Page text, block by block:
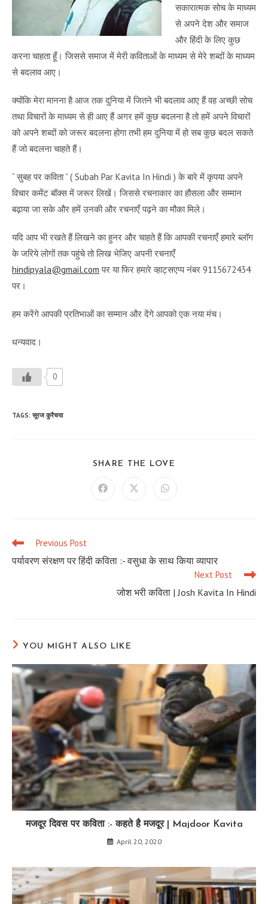
सकारात्मक सोच के माध्यम
से अपने देश और समाज
और हिंदी के लिए कुछ
करना चाहता हूँ। जिससे समाज में मेरी कविताओं के माध्यम से मेरे शब्दों के माध्यम
से बदलाव आए।
क्योंकि मेरा मानना है आज तक दुनिया में जितने भी बदलाव आए हैं वह अच्छी सोच
तथा विचारों के माध्यम से ही आए हैं अगर हमें कुछ बदलना है तो हमें अपने विचारों
को अपने शब्दों को जरूर बदलना होगा तभी हम दुनिया में हो सब कुछ बदल सकते
हैं जो बदलना चाहते हैं।
“ सुबह पर कविता ” ( Subah Par Kavita In Hindi ) के बारे में कृपया अपने
विचार कमेंट बॉक्स में जरूर लिखें। जिससे रचनाकार का हौसला और सम्मान
बढ़ाया जा सके और हमें उनकी और रचनाएँ पढ़ने का मौका मिले।
यदि आप भी रखते हैं लिखने का हुनर और चाहते हैं कि आपकी रचनाएँ हमारे ब्लॉग
के जरिये लोगों तक पहुंचे तो लिख भेजिए अपनी रचनाएँ
hindipyala@gmail.com पर या फिर हमारे व्हाट्सएप्प नंबर 9115672434
पर।
हम करेंगे आपकी प्रतिभाओं का सम्मान और देंगे आपको एक नया मंच।
धन्यवाद।
0
TAGS: सूरज कुरैचया
SHARE THE LOVE
Opens Opens Opens
Read
more
articles
Previous Post
पर्यावरण संरक्षण पर हिंदी कविता :- वसुधा के साथ किया व्यापार
Next Post
जोश भरी कविता | Josh Kavita In Hindi
YOU MIGHT ALSO LIKE
मजदूर दिवस पर कविता :- कहते है मजदूर | Majdoor Kavita
April 20, 2020